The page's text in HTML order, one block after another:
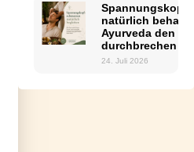
natürlich
Ayurveda den
durchbrechen
24. Juli 2026